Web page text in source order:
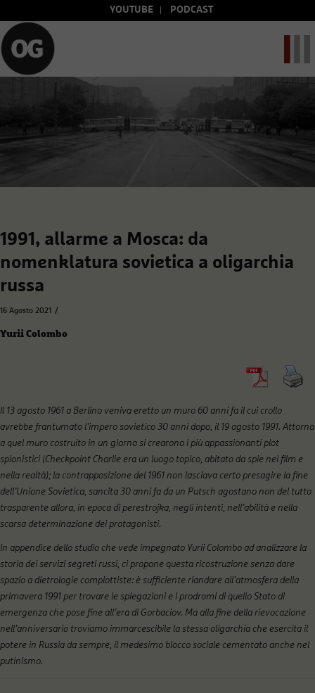
YOUTUBE PODCAST
1991, allarme a Mosca: da
nomenklatura sovietica a oligarchia
russa
16 Agosto 2021 /
Yurii Colombo
Il 13 agosto 1961 a Berlino veniva eretto un muro 60 anni fa il cui crollo
avrebbe frantumato l’impero sovietico 30 anni dopo, il 19 agosto 1991. Attorno
a quel muro costruito in un giorno si crearono i più appassionanti plot
spionistici (Checkpoint Charlie era un luogo topico, abitato da spie nei film e
nella realtà); la contrapposizione del 1961 non lasciava certo presagire la fine
dell’Unione Sovietica, sancita 30 anni fa da un Putsch agostano non del tutto
trasparente allora, in epoca di perestrojka, negli intenti, nell’abilità e nella
scarsa determinazione dei protagonisti.
In appendice dello studio che vede impegnato Yurii Colombo ad analizzare la
storia dei servizi segreti russi, ci propone questa ricostruzione senza dare
spazio a dietrologie complottiste: è sufficiente riandare all’atmosfera della
primavera 1991 per trovare le spiegazioni e i prodromi di quello Stato di
emergenza che pose fine all’era di Gorbaciov. Ma alla fine della rievocazione
nell’anniversario troviamo immarcescibile la stessa oligarchia che esercita il
potere in Russia da sempre, il medesimo blocco sociale cementato anche nel
putinismo.